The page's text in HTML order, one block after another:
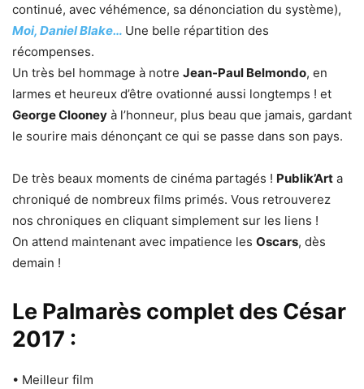
continué, avec véhémence, sa dénonciation du système),
Moi, Daniel Blake… Une belle répartition des
récompenses.
Un très bel hommage à notre Jean-Paul Belmondo, en
larmes et heureux d’être ovationné aussi longtemps ! et
George Clooney à l’honneur, plus beau que jamais, gardant
le sourire mais dénonçant ce qui se passe dans son pays.
De très beaux moments de cinéma partagés ! Publik’Art a
chroniqué de nombreux films primés. Vous retrouverez
nos chroniques en cliquant simplement sur les liens !
On attend maintenant avec impatience les Oscars, dès
demain !
Le Palmarès complet des César
2017 :
• Meilleur film